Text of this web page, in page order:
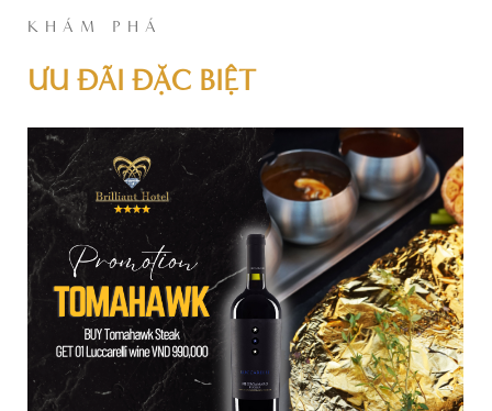
KHÁM PHÁ
ƯU ĐÃI ĐẶC BIỆT